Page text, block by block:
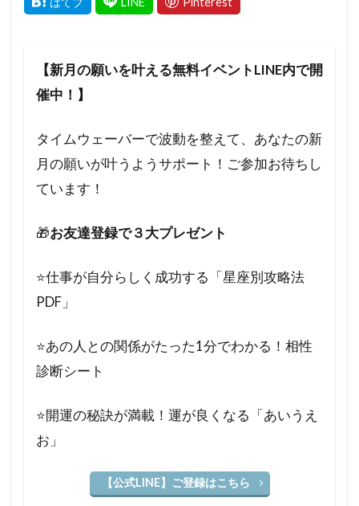
【新月の願いを叶える無料イベントLINE内で開
催中！】
タイムウェーバーで波動を整えて、あなたの新
月の願いが叶うようサポート！ご参加お待ちし
ています！
🎁お友達登録で３大プレゼント
⭐️仕事が自分らしく成功する「星座別攻略法
PDF」
⭐️あの人との関係がたった1分でわかる！相性
診断シート
⭐️開運の秘訣が満載！運が良くなる「あいうえ
お」
【公式LINE】ご登録はこちら